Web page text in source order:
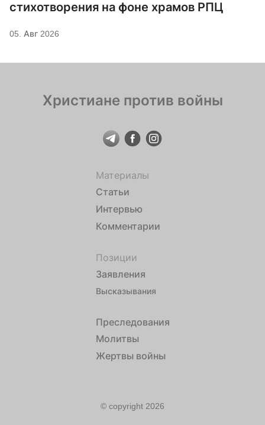
стихотворения на фоне храмов РПЦ
05. Авг 2026
Христиане против войны
Материалы
Статьи
Интервью
Комментарии
Позиции
Заявления
Высказывания
Преследования
Молитвы
Жертвы войны
© copyright 2026